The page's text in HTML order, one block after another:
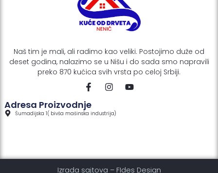
Naš tim je mali, ali radimo kao veliki. Postojimo duže od
deset godina, nalazimo se u Nišu i do sada smo napravili
preko 870 kućica svih vrsta po celoj Srbiji.
F
a
e
b
f
I
n
a
o
Adresa Proizvodnje
Šumadijska 1( bivša mašinska industrija)
Izrada sajtova – FIdes Design